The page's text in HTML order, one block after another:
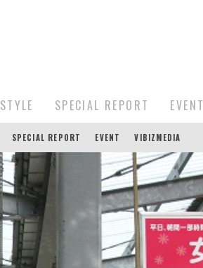
STYLE SPECIAL REPORT EVENT
SPECIAL REPORT EVENT VIBIZMEDIA